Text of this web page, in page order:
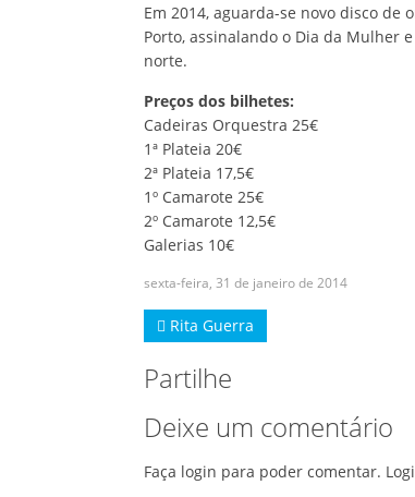
Em 2014, aguarda-se novo disco
Porto, assinalando o Dia da Mulher
norte.
Preços dos bilhetes:
Cadeiras Orquestra 25€
1ª Plateia 20€
2ª Plateia 17,5€
1º Camarote 25€
2º Camarote 12,5€
Galerias 10€
sexta-feira, 31 de janeiro de 2014
Rita Guerra
Partilhe
Deixe um comentário
Faça login para poder comentar.